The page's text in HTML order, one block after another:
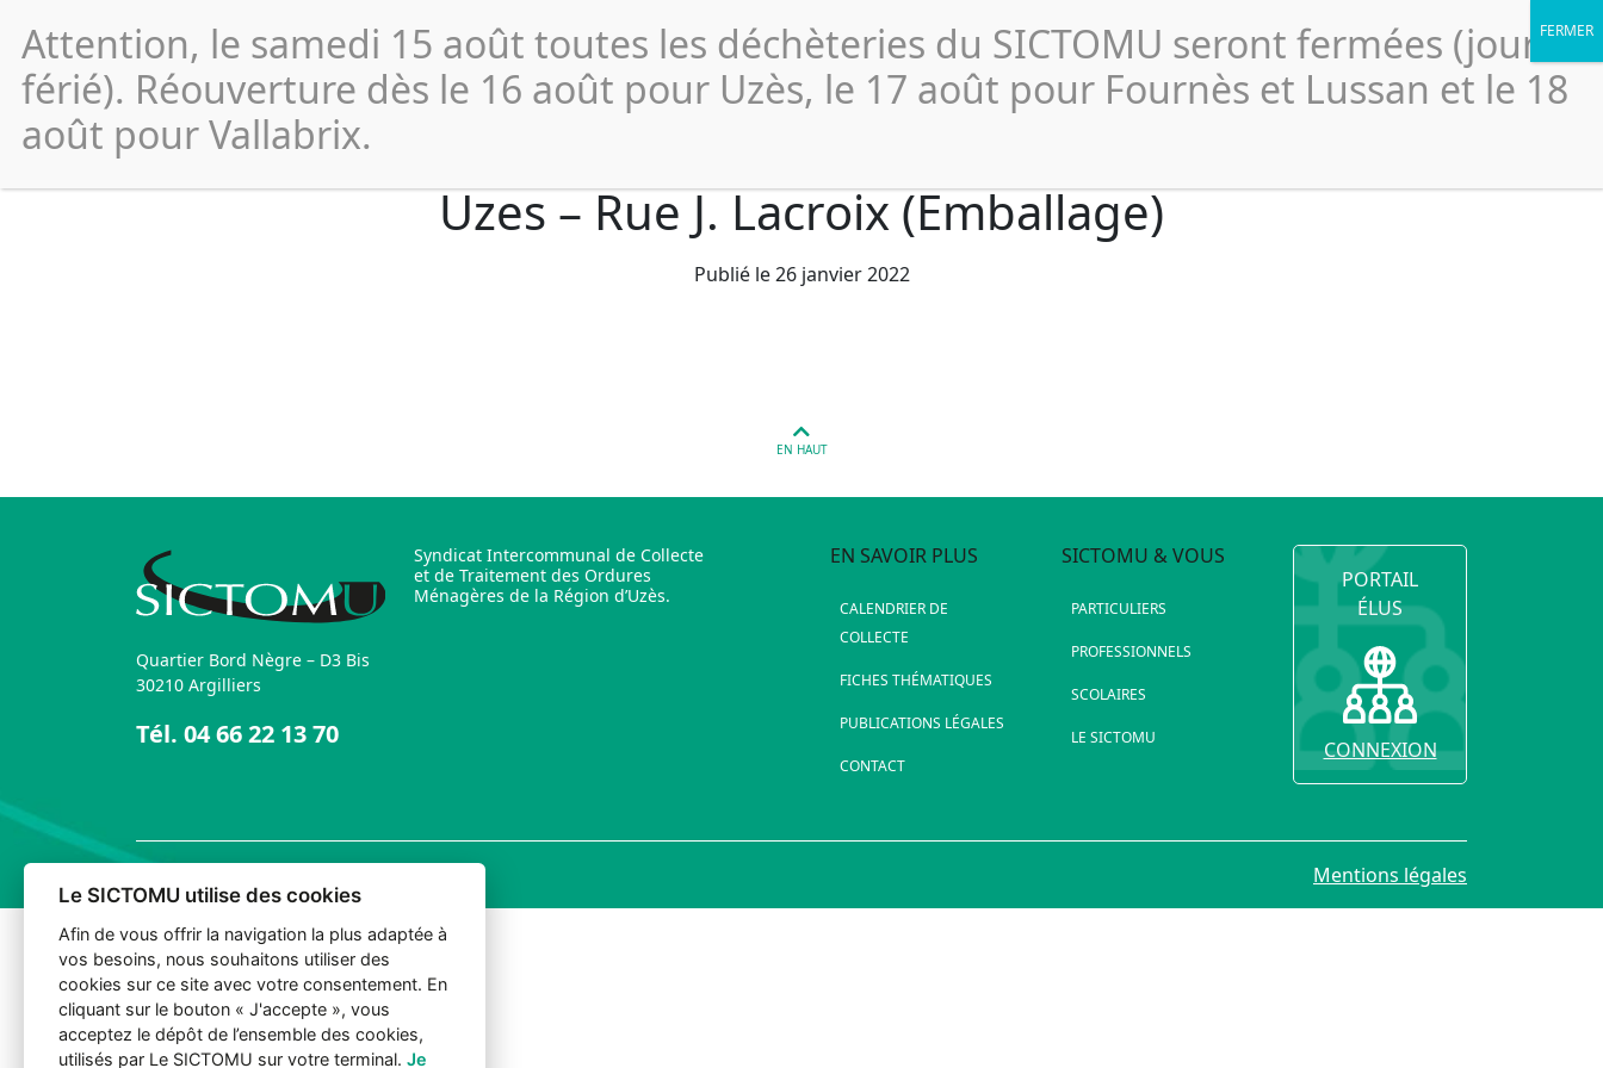
Vos
démarches
Collecte et
Compostage Déchèterie Professionnels Ressources Scolaires
Le
SICTOMU
Uzes – Rue J. Lacroix (Emballage)
Publié le 26 janvier 2022
EN HAUT
Quartier Bord Nègre – D3 Bis
30210 Argilliers
Tél. 04 66 22 13 70
Syndicat Intercommunal de Collecte
et de Traitement des Ordures
Ménagères de la Région d’Uzès.
EN SAVOIR PLUS
CALENDRIER DE
COLLECTE
FICHES THÉMATIQUES
PUBLICATIONS LÉGALES
CONTACT
SICTOMU & VOUS
PARTICULIERS
PROFESSIONNELS
SCOLAIRES
LE SICTOMU
PORTAIL
ÉLUS
CONNEXION
Mentions légales
Attention, le samedi 15 août toutes les déchèteries du SICTOMU seront fermées (jour
férié). Réouverture dès le 16 août pour Uzès, le 17 août pour Fournès et Lussan et le 18
août pour Vallabrix.
Le SICTOMU utilise des cookies
Afin de vous offrir la navigation la plus adaptée à
vos besoins, nous souhaitons utiliser des
cookies sur ce site avec votre consentement. En
cliquant sur le bouton « J'accepte », vous
acceptez le dépôt de l’ensemble des cookies,
utilisés par Le SICTOMU sur votre terminal. Je